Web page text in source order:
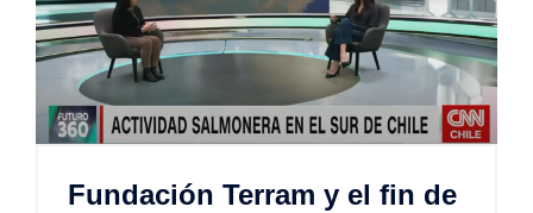
Fundación Terram y el fin de